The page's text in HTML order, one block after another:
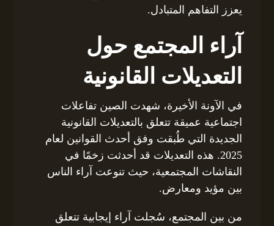
يعزز التفاهم المتبادل.
آراء المجتمع حول
التعديلات القانونية
في الآونة الأخيرة، شهدت الصين تفاعلات
اجتماعية عميقة تتعلق بالتعديلات القانونية
الجديدة التي طُبقت وفق أحدث القوانين لعام
2025. هذه التعديلات قد أحدثت زخمًا في
النقاشات المجتمعية، حيث تنوعت آراء الناس
بين مؤيد ومعارض.
من بين المجتمع، سُجلت آراء إيجابية تتعلق